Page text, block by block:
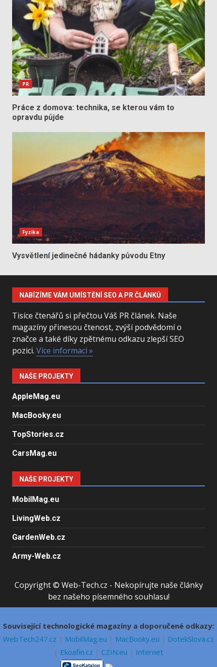
PR
Práce z domova: technika, se kterou vám to
opravdu půjde
Fyzika
Vysvětlení jedinečné hádanky původu Etny
NABÍZÍME VÁM UMÍSTĚNÍ SEO A PR ČLÁNKŮ
Tisíce čtenářů si přečtou Váš PR článek. Naše
magazíny přinesou čtenost, zvýší podvědomí o
značce a také díky zpětnému odkazu zlepší SEO
pozici. Více informací »
NAŠE PROJEKTY
AppleMag.eu
MacBooky.eu
TopStories.cz
CarsMag.eu
NAŠE PROJEKTY
MobilMag.eu
LivingWeb.cz
GardenWeb.cz
Army-Web.cz
Copyright © Web-Tech.cz - Nekopírujte naše články
bez našeho písemného souhlasu!
Související technologické magazíny a doporučené odkazy:
WebTech247.cz | MobilMag.eu | MacBooky.eu | DotekSlova.cz
| Ekoafin.cz | CZIN.eu | Internet